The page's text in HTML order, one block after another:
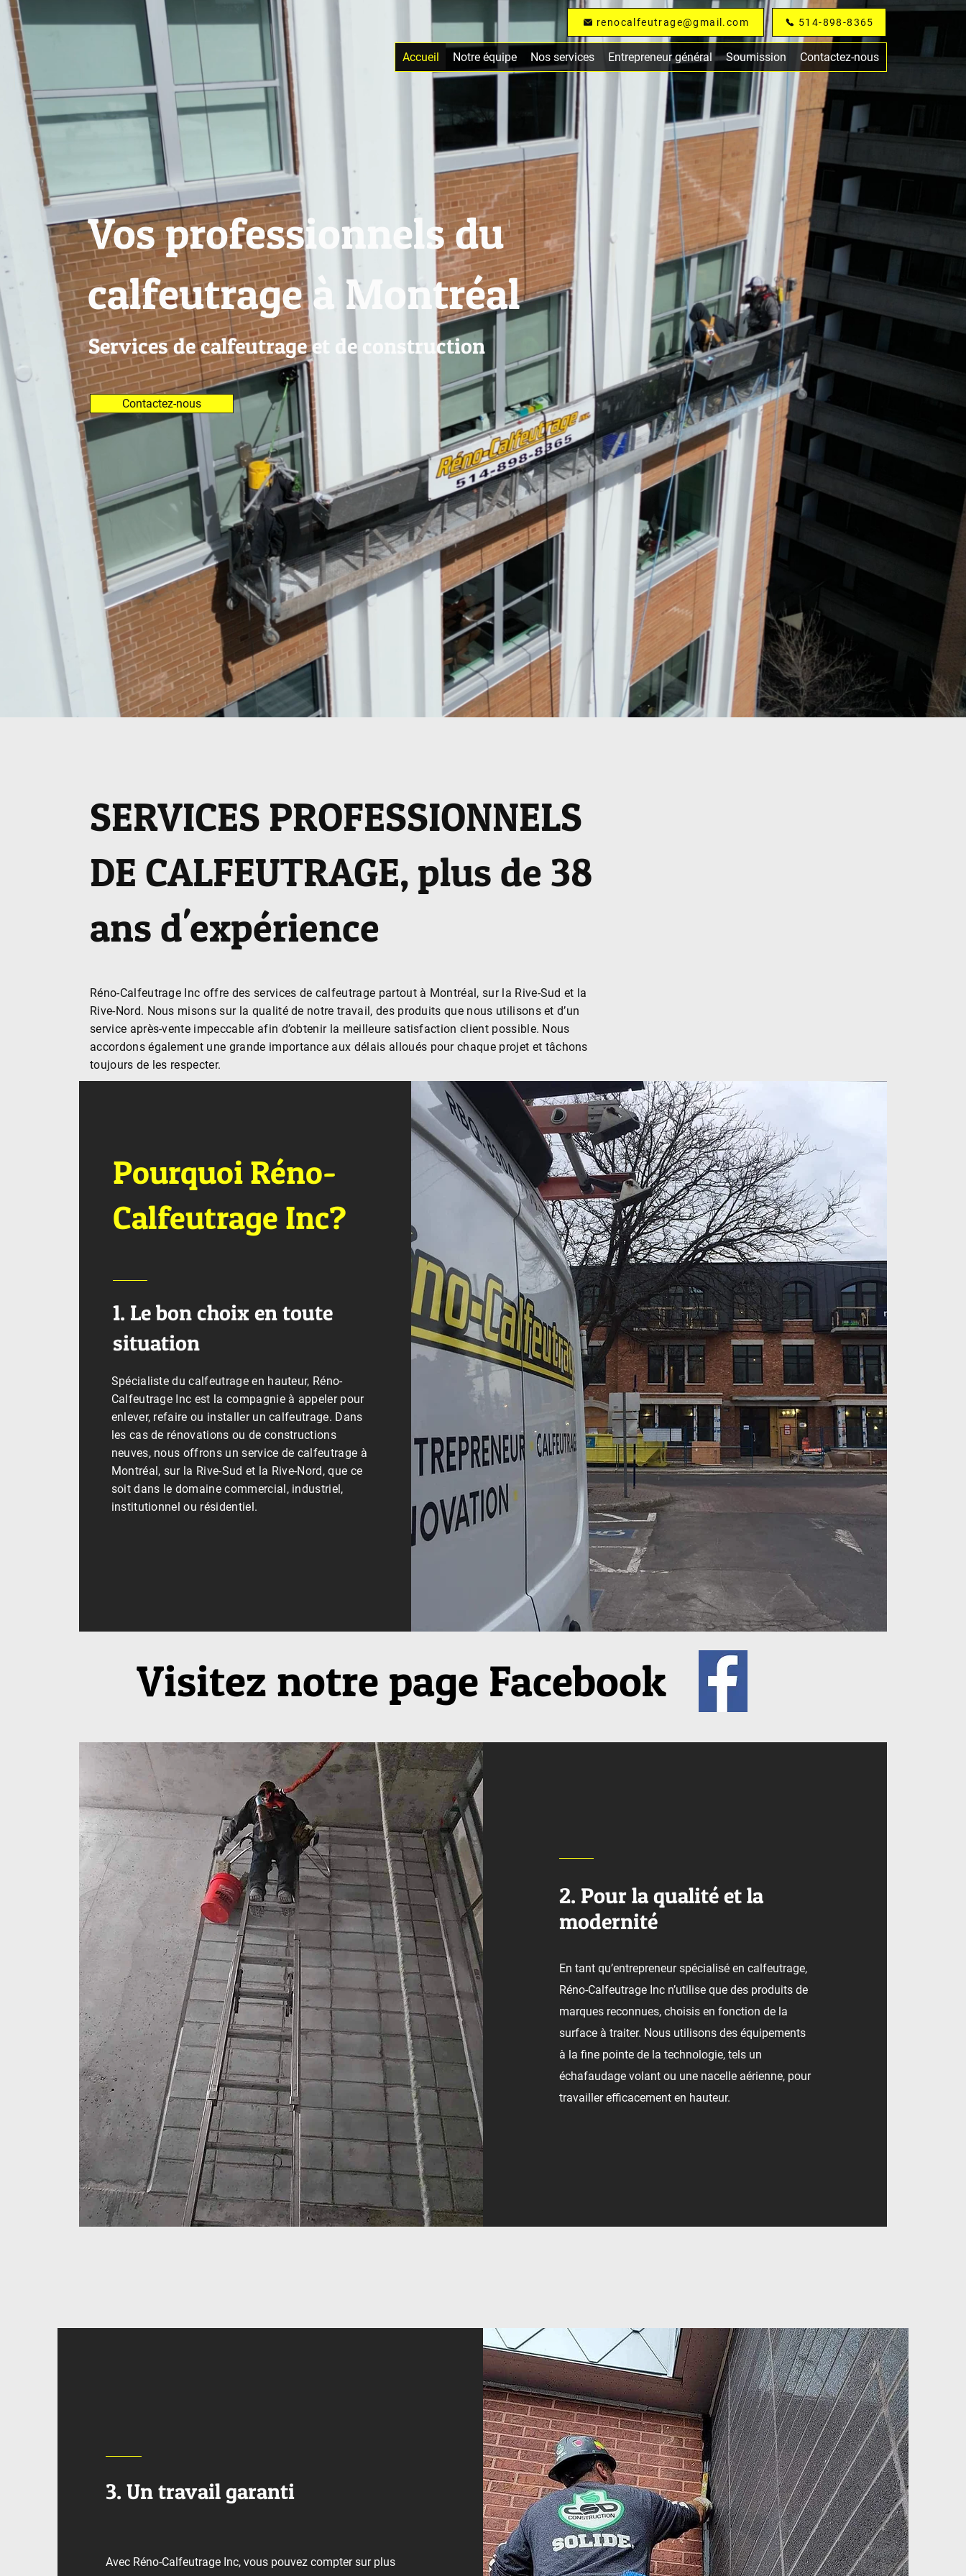
renocalfeutrage@gmail.com 514-898-8365
Accueil Notre équipe Nos services Entrepreneur général Soumission Contactez-nous
Vos professionnels du
calfeutrage à Montréal
Services de calfeutrage et de construction
Contactez-nous
SERVICES PROFESSIONNELS
DE CALFEUTRAGE, plus de 38
ans d'expérience
Réno-Calfeutrage Inc offre des services de calfeutrage partout à Montréal, sur la Rive-Sud et la
Rive-Nord. Nous misons sur la qualité de notre travail, des produits que nous utilisons et d’un
service après-vente impeccable afin d’obtenir la meilleure satisfaction client possible. Nous
accordons également une grande importance aux délais alloués pour chaque projet et tâchons
toujours de les respecter.
Pourquoi Réno-
Calfeutrage Inc?
1. Le bon choix en toute
situation
Spécialiste du calfeutrage en hauteur, Réno-
Calfeutrage Inc est la compagnie à appeler pour
enlever, refaire ou installer un calfeutrage. Dans
les cas de rénovations ou de constructions
neuves, nous offrons un service de calfeutrage à
Montréal, sur la Rive-Sud et la Rive-Nord, que ce
soit dans le domaine commercial, industriel,
institutionnel ou résidentiel.
Visitez notre page Facebook
2. Pour la qualité et la
modernité
En tant qu’entrepreneur spécialisé en calfeutrage,
Réno-Calfeutrage Inc n’utilise que des produits de
marques reconnues, choisis en fonction de la
surface à traiter. Nous utilisons des équipements
à la fine pointe de la technologie, tels un
échafaudage volant ou une nacelle aérienne, pour
travailler efficacement en hauteur.
3. Un travail garanti
Avec Réno-Calfeutrage Inc, vous pouvez compter sur plus